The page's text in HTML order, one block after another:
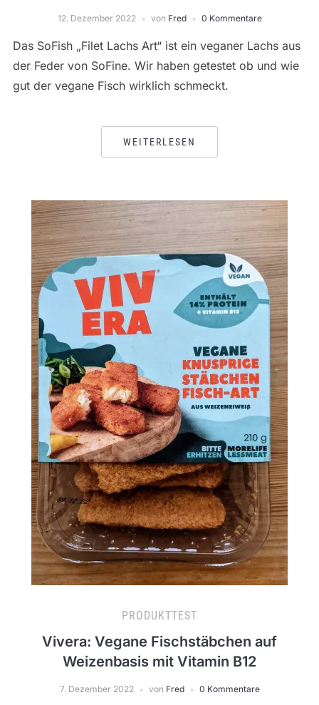
12. Dezember 2022 von Fred 0 Kommentare
Das SoFish „Filet Lachs Art“ ist ein veganer Lachs aus
der Feder von SoFine. Wir haben getestet ob und wie
gut der vegane Fisch wirklich schmeckt.
WEITERLESEN
PRODUKTTEST
Vivera: Vegane Fischstäbchen auf
Weizenbasis mit Vitamin B12
7. Dezember 2022 von Fred 0 Kommentare